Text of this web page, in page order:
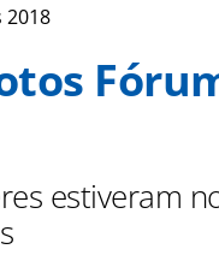
2018
estiveram